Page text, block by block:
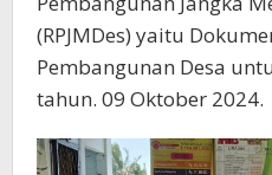
(RPJMDes) yaitu
Pembangunan Desa
tahun. 09 Oktober 2024.